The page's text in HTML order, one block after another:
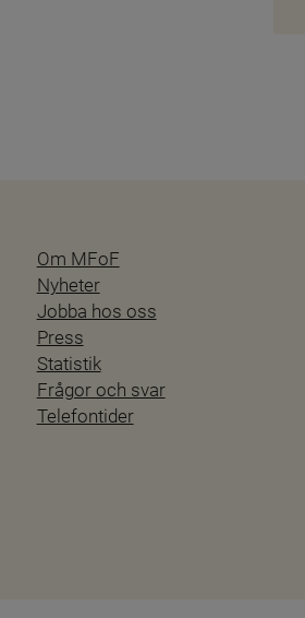
Om MFoF
Nyheter
Jobba hos oss
Press
Statistik
Frågor och svar
Telefontider